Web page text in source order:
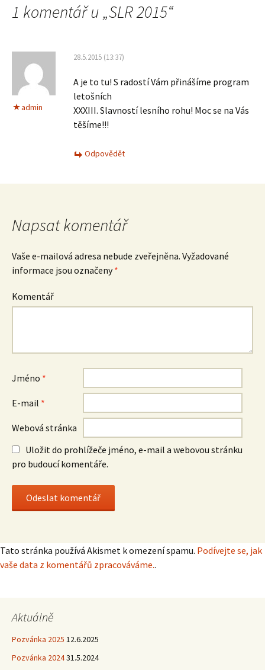
1 komentář u „SLR 2015“
admin
28.5.2015 (13:37)
A je to tu! S radostí Vám přinášíme program
letošních
XXXIII. Slavností lesního rohu! Moc se na Vás
těšíme!!!
Odpovědět
Napsat komentář
Vaše e-mailová adresa nebude zveřejněna. Vyžadované
informace jsou označeny*
Komentář
Jméno *
E-mail *
Webová stránka
Uložit do prohlížeče jméno, e-mail a webovou stránku
pro budoucí komentáře.
Tato stránka používá Akismet k omezení spamu. Podívejte se, jak
vaše data z komentářů zpracováváme..
Aktuálně
Pozvánka 2025 12.6.2025
Pozvánka 202431.5.2024